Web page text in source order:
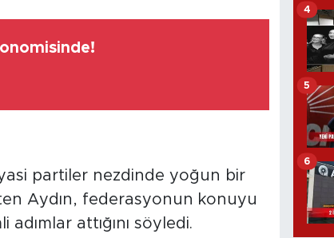
partiler nezdinde yoğun bir
Aydın, federasyonun konuyu
attığını söyledi.
4
5
6